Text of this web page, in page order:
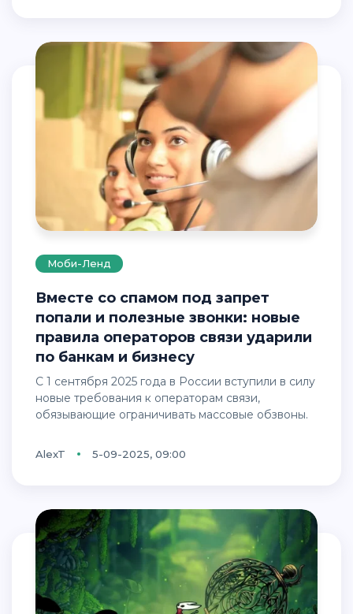
Моби-Ленд
Вместе со спамом под запрет
попали и полезные звонки: новые
правила операторов связи ударили
по банкам и бизнесу
С 1 сентября 2025 года в России вступили в силу
новые требования к операторам связи,
обязывающие ограничивать массовые обзвоны.
AlexT 5-09-2025, 09:00